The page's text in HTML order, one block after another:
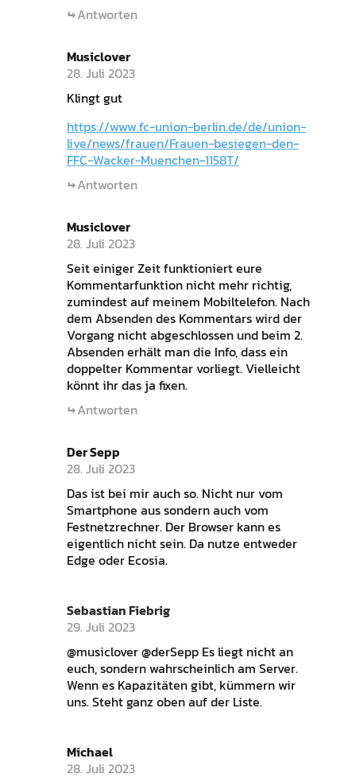
Antworten
Musiclover
28. Juli 2023
Klingt gut
https://www.fc-union-berlin.de/de/union-
live/news/frauen/Frauen-besiegen-den-
FFC-Wacker-Muenchen-1158T/
Antworten
Musiclover
28. Juli 2023
Seit einiger Zeit funktioniert eure
Kommentarfunktion nicht mehr richtig,
zumindest auf meinem Mobiltelefon. Nach
dem Absenden des Kommentars wird der
Vorgang nicht abgeschlossen und beim 2.
Absenden erhält man die Info, dass ein
doppelter Kommentar vorliegt. Vielleicht
könnt ihr das ja fixen.
Antworten
Der Sepp
28. Juli 2023
Das ist bei mir auch so. Nicht nur vom
Smartphone aus sondern auch vom
Festnetzrechner. Der Browser kann es
eigentlich nicht sein. Da nutze entweder
Edge oder Ecosia.
Sebastian Fiebrig
29. Juli 2023
@musiclover @derSepp Es liegt nicht an
euch, sondern wahrscheinlich am Server.
Wenn es Kapazitäten gibt, kümmern wir
uns. Steht ganz oben auf der Liste.
Michael
28. Juli 2023